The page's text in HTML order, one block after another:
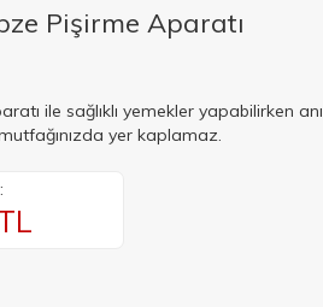
Pişirme Aparatı
ile sağlıklı yemekler yapabilirken anı
yer kaplamaz.